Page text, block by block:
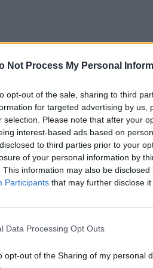
Not Process My Personal
opt-out of the sale, sharing to third
for targeted advertising by us,
selection. Please note that after your
interest-based ads based on
to third parties prior to your
of your personal information by
This information may also be
Participants that may further disclose
Data Processing Opt Outs
opt-out of the Sharing of my personal
Delegacja przekazała Ojcu
koszulkę
trasą oraz ikonę św.
patrona Katolickiego
podkreślił ks. Andrzej
KSM, który razem z
w pielgrzymce był obecny
św. Stanisława może być
wierny tej decyzji. Ani rodzina,
sprawiły, że zrezygnował ze